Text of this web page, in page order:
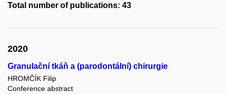
Total number of publications: 43
2020
Granulační tkáň a (parodontální) chirurgie
HROMČÍK Filip
Conference abstract